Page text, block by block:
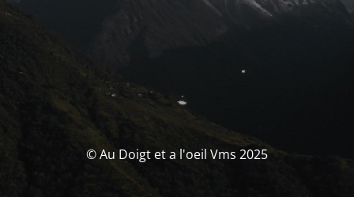
© Au Doigt et a l'oeil Vms 2025